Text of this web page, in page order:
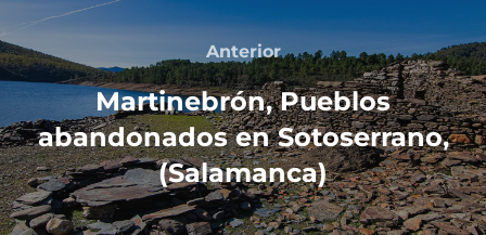
Anterior
Martinebrón, Pueblos
abandonados en Sotoserrano,
(Salamanca)